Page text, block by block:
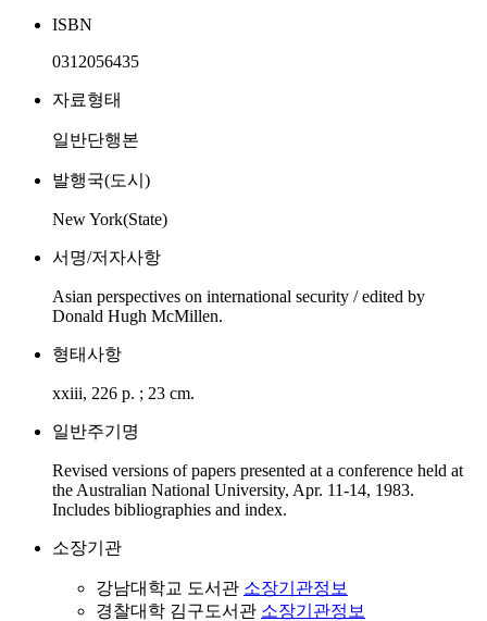
ISBN
0312056435
자료형태
일반단행본
발행국(도시)
New York(State)
서명/저자사항
Asian perspectives on international security / edited by
Donald Hugh McMillen.
형태사항
xxiii, 226 p. ; 23 cm.
일반주기명
Revised versions of papers presented at a conference held at
the Australian National University, Apr. 11-14, 1983.
Includes bibliographies and index.
소장기관
강남대학교 도서관 소장기관정보
경찰대학 김구도서관 소장기관정보